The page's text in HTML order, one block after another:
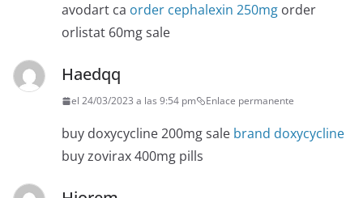
avodart ca order cephalexin 250mg order
orlistat 60mg sale
Haedqq
el 24/03/2023 a las 9:54 pm Enlace permanente
buy doxycycline 200mg sale brand doxycycline
buy zovirax 400mg pills